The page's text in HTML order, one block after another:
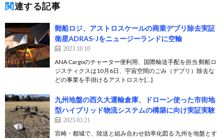
関連する記事
郵船ロジ、アストロスケールの商業デブリ除去実証
衛星ADRAS-Jをニュージーランドに空輸
2023.10.10
ANA Cargoのチャーター便利用、国際輸送手配を担当 郵船ロ
ジスティクスは10月6日、宇宙空間のごみ（デブリ）除去な
どの事業を手掛けるアストロスケ[…]
九州地盤の西久大運輸倉庫、ドローン使った市街地
型ハイブリッド物流システムの構築に向け実証実験
2025.03.21
宮崎・都城で、陸送と組み合わせ効率化図る 九州を地盤とす